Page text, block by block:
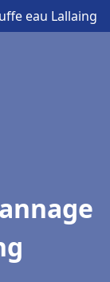
eau Lallaing